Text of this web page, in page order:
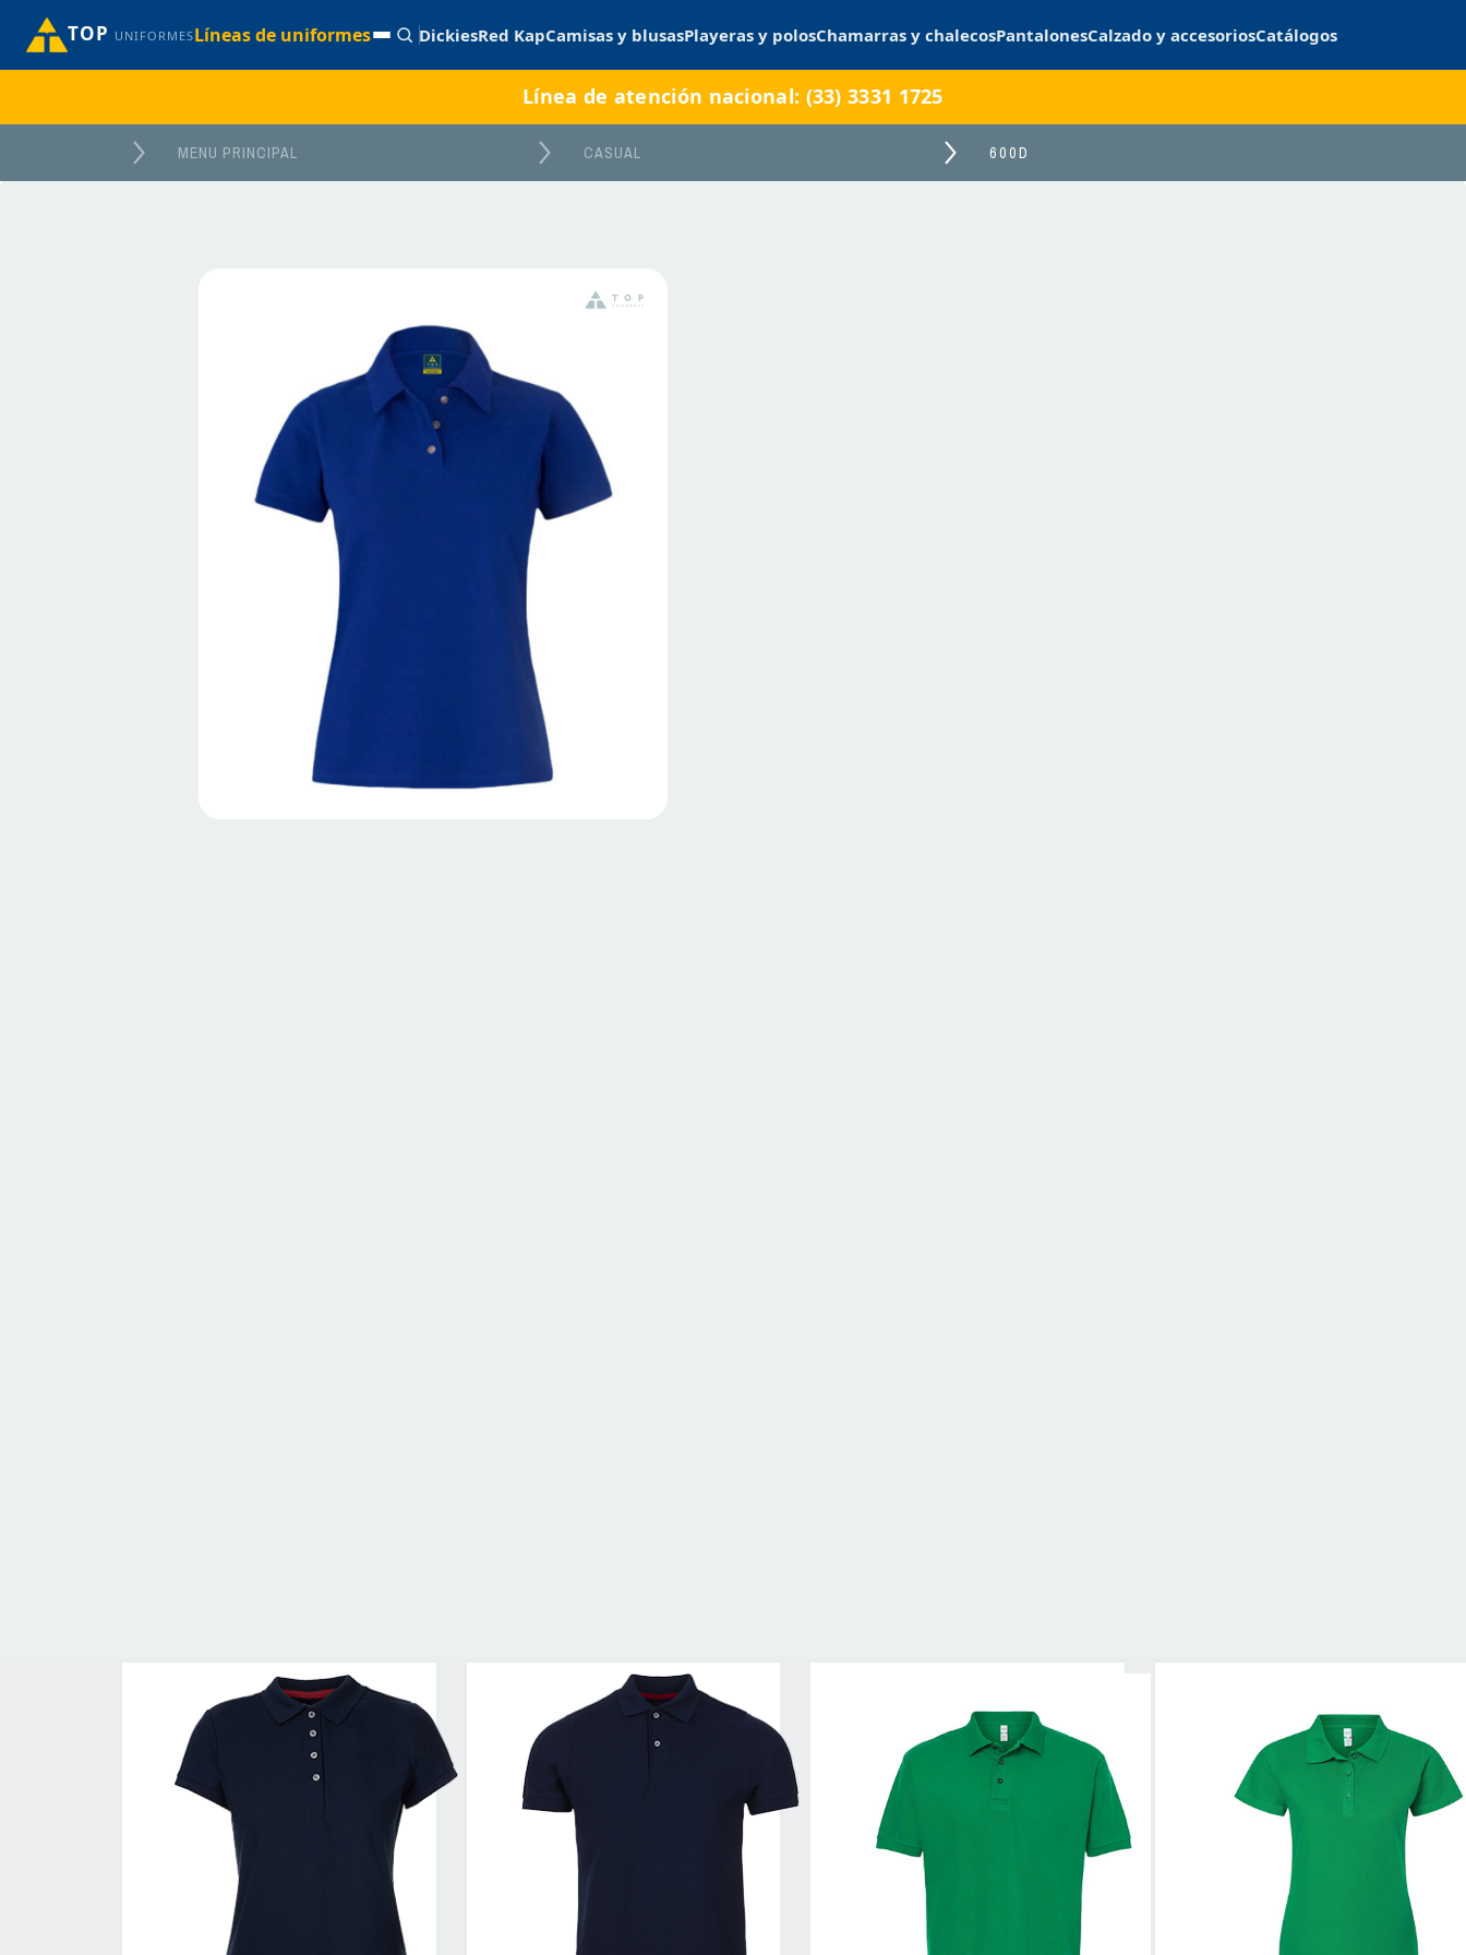
TOP UNIFORMESLíneas de uniformes DickiesRed KapCamisas y blusasPlayeras y polosChamarras y chalecosPantalonesCalzado y accesoriosCatálogos
Línea de atención nacional: (33) 3331 1725
MENU PRINCIPAL CASUAL 600D